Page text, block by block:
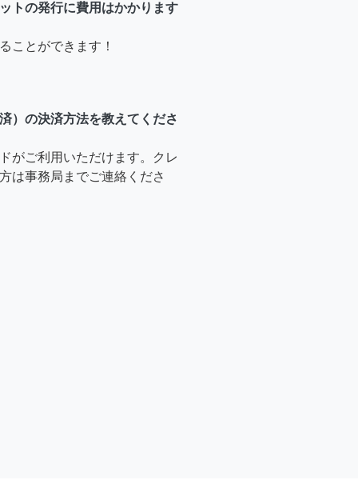
トの発行に費用はかかります
ことができます！
）の決済方法を教えてくださ
がご利用いただけます。クレ
は事務局までご連絡くださ